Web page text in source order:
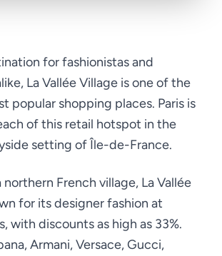
for fashionistas and
La Vallée Village is one of the
popular shopping places. Paris is
of this retail hotspot in the
setting of Île-de-France.
northern French village, La Vallée
for its designer fashion at
with discounts as high as 33%.
Armani, Versace, Gucci,